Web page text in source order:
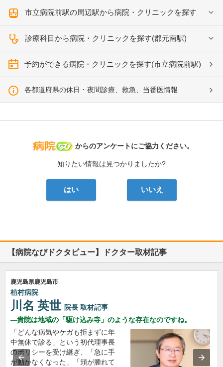
市立病院前駅の周辺駅から病院・クリニックを探す
診療科目から病院・クリニックを探す(郡元南駅)
予約ができる病院・クリニックを探す(市立病院前駅)
各都道府県の休日・夜間診療、救急、当番医情報
病院なび
からのアンケートにご協力ください。
知りたい情報は見つかりましたか?
はい いいえ
【病院なびドクタビュー】ドクター取材記事
鹿児島県鹿児島市
植村病院
川名 英世 院長 取材記事
貴院は地域の「駆け込み寺」のような存在なのですね。
「どんな病気やケガも拒まずに年
中無休で診る」という初代理事長
のポリシーを受け継ぎ、「急に手
が動かなくなった」「頬が腫れて